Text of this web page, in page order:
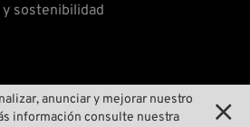
anunciar y mejorar nuestro
información consulte nuestra

sostenibilidad